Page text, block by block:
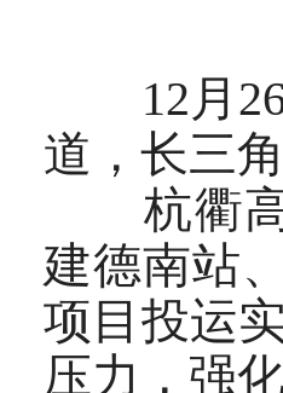
12月26
道，长三
杭衢高
建德南站
项目投运
压力，强